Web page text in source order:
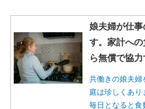
娘夫婦が仕事
す。家計へ
ら無償で協
共働きの娘夫婦
庭は珍しくあり
毎日となると食